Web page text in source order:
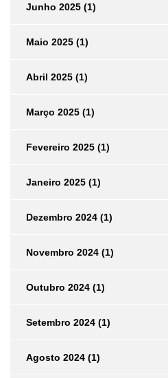
Junho 2025 (1)
Maio 2025 (1)
Abril 2025 (1)
Março 2025 (1)
Fevereiro 2025 (1)
Janeiro 2025 (1)
Dezembro 2024 (1)
Novembro 2024 (1)
Outubro 2024 (1)
Setembro 2024 (1)
Agosto 2024 (1)